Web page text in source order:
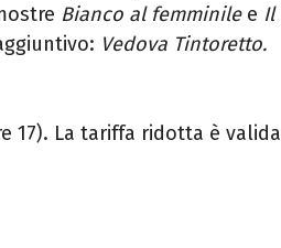
Bianco al femminilee Il
Vedova Tintoretto.
17). La tariffa ridotta è valida